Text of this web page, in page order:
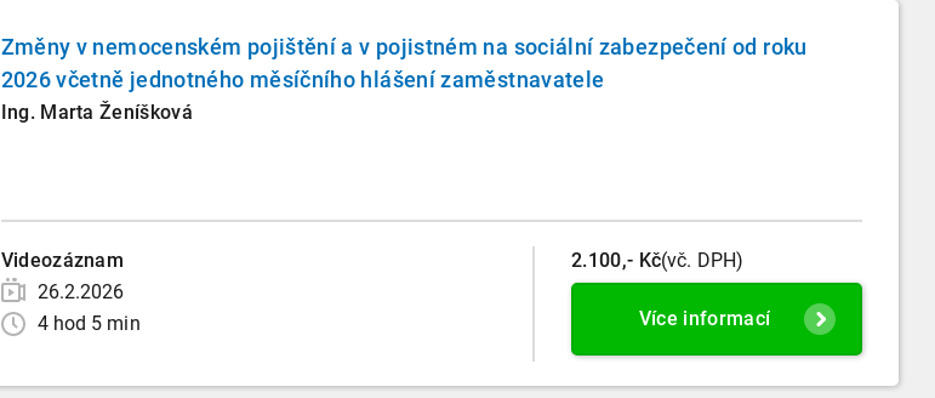
Změny v nemocenském pojištění a v pojistném na sociální zabezpečení od roku
2026 včetně jednotného měsíčního hlášení zaměstnavatele
Ing. Marta Ženíšková
Videozáznam
26.2.2026
4 hod 5 min
2.100,- Kč(vč. DPH)
Více informací